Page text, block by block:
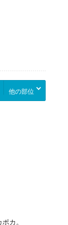
他の部位
カ。